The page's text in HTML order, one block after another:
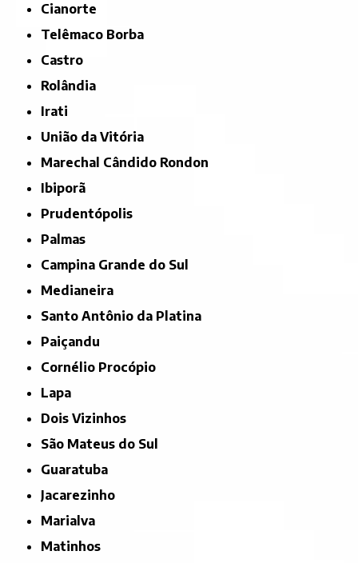
Cianorte
Telêmaco Borba
Castro
Rolândia
Irati
União da Vitória
Marechal Cândido Rondon
Ibiporã
Prudentópolis
Palmas
Campina Grande do Sul
Medianeira
Santo Antônio da Platina
Paiçandu
Cornélio Procópio
Lapa
Dois Vizinhos
São Mateus do Sul
Guaratuba
Jacarezinho
Marialva
Matinhos